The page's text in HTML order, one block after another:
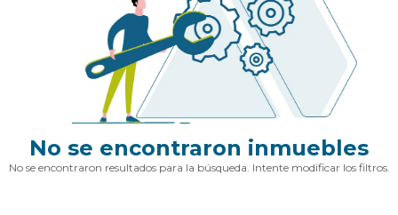
No se encontraron inmuebles
No se encontraron resultados para la búsqueda. Intente modificar los filtros.